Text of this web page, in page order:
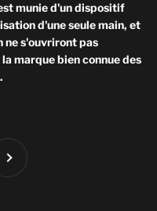
munie d'un dispositif
d'une seule main, et
ne s'ouvriront pas
marque bien connue des